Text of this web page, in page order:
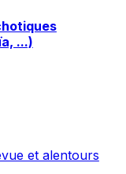
...)
et alentours